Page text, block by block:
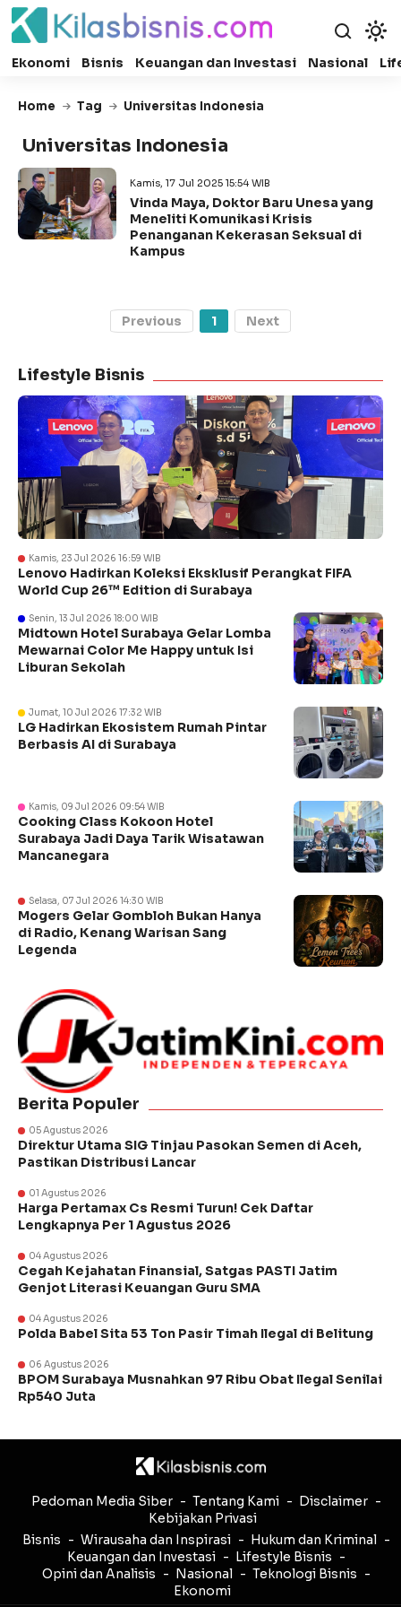
Ekonomi Bisnis Keuangan dan Investasi Nasional
Home Tag Universitas Indonesia
Universitas Indonesia
Kamis, 17 Jul 2025 15:54 WIB
Vinda Maya, Doktor Baru Unesa yang
Meneliti Komunikasi Krisis
Penanganan Kekerasan Seksual di
Kampus
Previous 1 Next
Lifestyle Bisnis
Kamis, 23 Jul 2026 16:59 WIB
Lenovo Hadirkan Koleksi Eksklusif Perangkat FIFA
World Cup 26™ Edition di Surabaya
Senin, 13 Jul 2026 18:00 WIB
Midtown Hotel Surabaya Gelar Lomba
Mewarnai Color Me Happy untuk Isi
Liburan Sekolah
Jumat, 10 Jul 2026 17:32 WIB
LG Hadirkan Ekosistem Rumah Pintar
Berbasis AI di Surabaya
Kamis, 09 Jul 2026 09:54 WIB
Cooking Class Kokoon Hotel
Surabaya Jadi Daya Tarik Wisatawan
Mancanegara
Selasa, 07 Jul 2026 14:30 WIB
Mogers Gelar Gombloh Bukan Hanya
di Radio, Kenang Warisan Sang
Legenda
Berita Populer
05 Agustus 2026
Direktur Utama SIG Tinjau Pasokan Semen di Aceh,
Pastikan Distribusi Lancar
01 Agustus 2026
Harga Pertamax Cs Resmi Turun! Cek Daftar
Lengkapnya Per 1 Agustus 2026
04 Agustus 2026
Cegah Kejahatan Finansial, Satgas PASTI Jatim
Genjot Literasi Keuangan Guru SMA
04 Agustus 2026
Polda Babel Sita 53 Ton Pasir Timah Ilegal di Belitung
06 Agustus 2026
BPOM Surabaya Musnahkan 97 Ribu Obat Ilegal Senilai
Rp540 Juta
Pedoman Media Siber Tentang Kami
Disclaimer
Kebijakan Privasi
Bisnis
Wirausaha dan Inspirasi
Hukum dan Kriminal
Keuangan dan Investasi
Lifestyle Bisnis
Opini dan Analisis
Nasional
Teknologi Bisnis
Ekonomi